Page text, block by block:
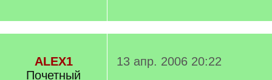
ALEX1
Почетный
13 апр. 2006 20:22